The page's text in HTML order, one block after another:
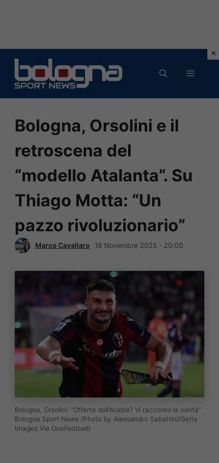
contenuto
MENU
Bologna, Orsolini e il
retroscena del
“modello Atalanta”. Su
Thiago Motta: “Un
pazzo rivoluzionario”
Marco Cavallaro 18 Novembre 2025 - 20:00
Bologna, Orsolini: "Offerta dall'Arabia? Vi racconto la verità"
Bologna Sport News (Photo by Alessandro Sabattini/Getty
Images Via OneFootball)